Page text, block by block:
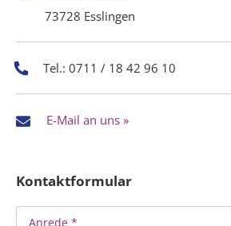
73728 Esslingen
Tel.: 0711 / 18 42 96 10
E-Mail an uns »
Kontaktformular